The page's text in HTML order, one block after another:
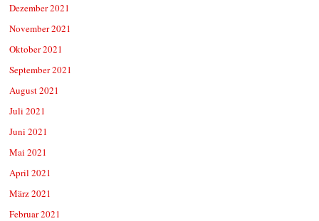
Dezember 2021
November 2021
Oktober 2021
September 2021
August 2021
Juli 2021
Juni 2021
Mai 2021
April 2021
März 2021
Februar 2021